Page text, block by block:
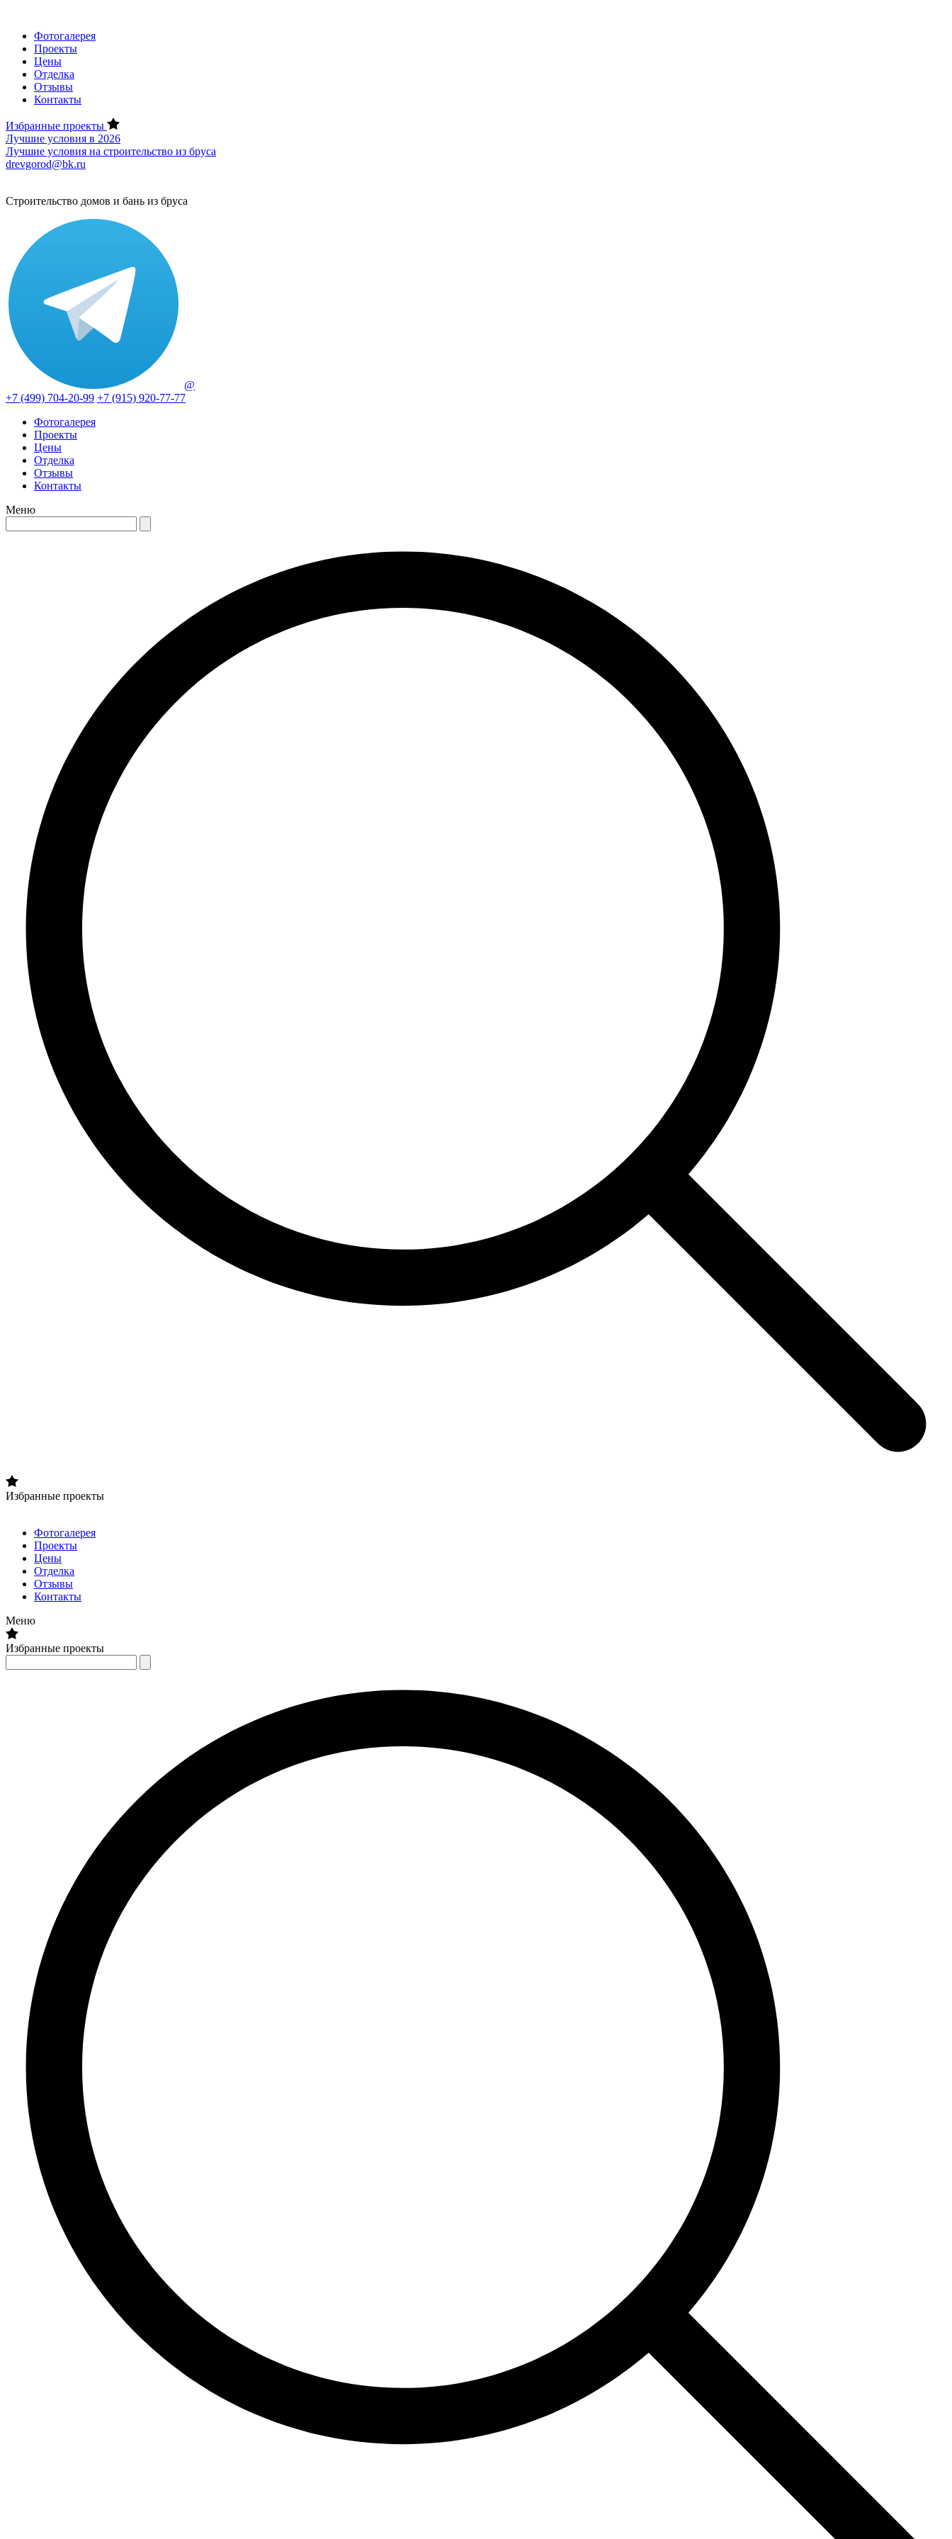
Фотогалерея
Проекты
Цены
Отделка
Отзывы
Контакты
Избранные проекты
Лучшие условия в 2026
Лучшие условия на строительство из бруса
drevgorod@bk.ru
Строительство домов и бань из бруса
@
+7 (499) 704-20-99 +7 (915) 920-77-77
Фотогалерея
Проекты
Цены
Отделка
Отзывы
Контакты
Меню
Избранные проекты
Фотогалерея
Проекты
Цены
Отделка
Отзывы
Контакты
Меню
Избранные проекты